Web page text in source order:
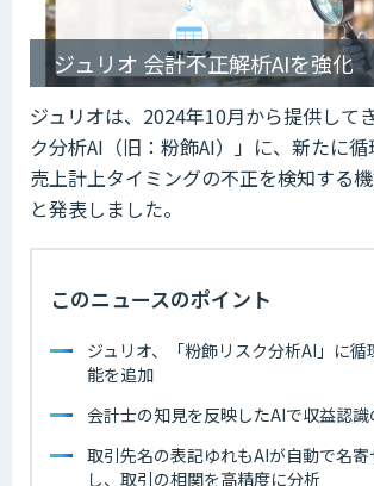
ジュリオ 会計不正解析AIを強化
ジュリオは、2024年10月から提供して
ク分析AI（旧：粉飾AI）」に、新たに
売上計上タイミングの不正を検知する
と発表しました。
このニュースのポイント
ジュリオ、「粉飾リスク分析AI」に循
能を追加
会計士の知見を反映したAIで収益認
取引先名の表記ゆれもAIが自動で名
し、取引の相関を高精度に分析